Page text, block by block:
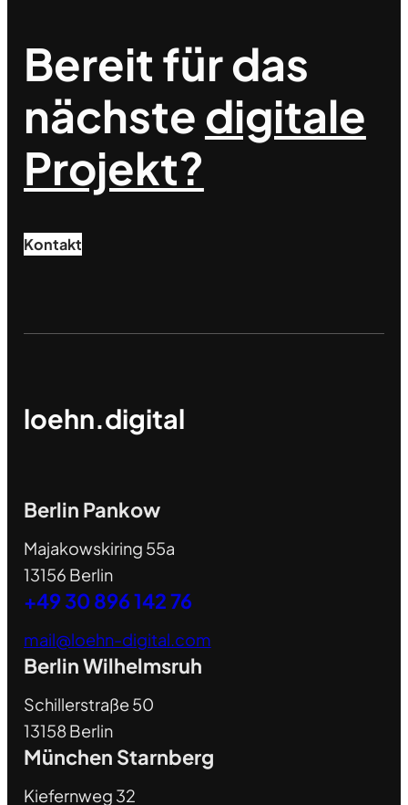
Bereit für das
nächstedigitale
Projekt?
Kontakt
loehn.digital
Berlin Pankow
Majakowskiring 55a
13156 Berlin
+49 30 896 142 76
mail@loehn-digital.com
Berlin Wilhelmsruh
Schillerstraße 50
13158 Berlin
München Starnberg
Kiefernweg 32